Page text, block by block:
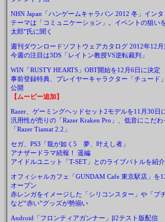
NHN Japan「ハンゲームキャラバン 2012 冬」インタ
テーマは「コミュニケーション」。イベントの狙い
太郎”氏に聞く
週刊ダウンロードソフトウェアカタログ 2012年12
今週の注目は3DS「レイトン教授VS逆転裁判」
WIN「RUSTY HEARTS」OBT開始を12月6日に決定
事前登録特典、プレイヤーキャラクター「チュード
公開
【ムービー追加】
Razer、ゲーミングヘッドセット2モデルを11月30日
汎用性が売りの「Razer Kraken Pro」、低音にこだわ
「Razer Tiamat 2.2」
セガ、PS3「龍が如く5 夢、叶えし者」
アナザードラマ続報！ 遥編
アイドルユニット「T-SET」とのライブバトルを紹介
オフィシャルカフェ「GUNDAM Cafe 東京駅店」を
オープン
赤レンガをイメージした「シリコンスター」や「プ
など“赤い”グッズが勢揃い
Android「フロンティアガンナー」β2テスト版配信